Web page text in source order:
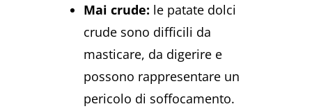
Mai crude: le patate dolci
crude sono difficili da
masticare, da digerire e
possono rappresentare un
pericolo di soffocamento.